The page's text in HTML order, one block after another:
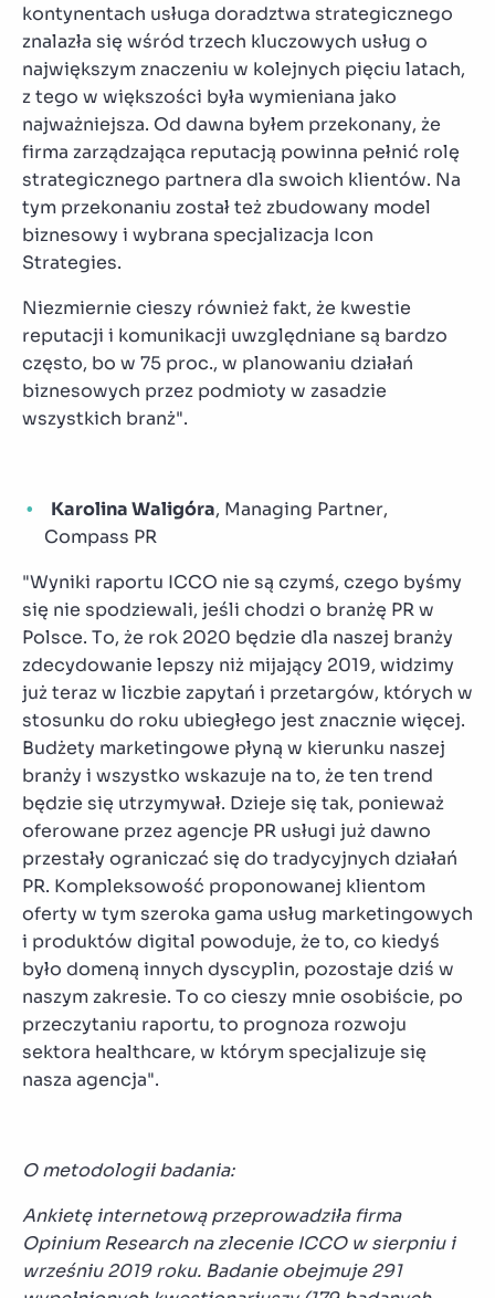
kontynentach usługa doradztwa strategicznego
znalazła się wśród trzech kluczowych usług o
największym znaczeniu w kolejnych pięciu latach,
z tego w większości była wymieniana jako
najważniejsza. Od dawna byłem przekonany, że
firma zarządzająca reputacją powinna pełnić rolę
strategicznego partnera dla swoich klientów. Na
tym przekonaniu został też zbudowany model
biznesowy i wybrana specjalizacja Icon
Strategies.
Niezmiernie cieszy również fakt, że kwestie
reputacji i komunikacji uwzględniane są bardzo
często, bo w 75 proc., w planowaniu działań
biznesowych przez podmioty w zasadzie
wszystkich branż".
Karolina Waligóra, Managing Partner,
Compass PR
"Wyniki raportu ICCO nie są czymś, czego byśmy
się nie spodziewali, jeśli chodzi o branżę PR w
Polsce. To, że rok 2020 będzie dla naszej branży
zdecydowanie lepszy niż mijający 2019, widzimy
już teraz w liczbie zapytań i przetargów, których w
stosunku do roku ubiegłego jest znacznie więcej.
Budżety marketingowe płyną w kierunku naszej
branży i wszystko wskazuje na to, że ten trend
będzie się utrzymywał. Dzieje się tak, ponieważ
oferowane przez agencje PR usługi już dawno
przestały ograniczać się do tradycyjnych działań
PR. Kompleksowość proponowanej klientom
oferty w tym szeroka gama usług marketingowych
i produktów digital powoduje, że to, co kiedyś
było domeną innych dyscyplin, pozostaje dziś w
naszym zakresie. To co cieszy mnie osobiście, po
przeczytaniu raportu, to prognoza rozwoju
sektora healthcare, w którym specjalizuje się
nasza agencja".
O metodologii badania:
Ankietę internetową przeprowadziła firma
Opinium Research na zlecenie ICCO w sierpniu i
wrześniu 2019 roku. Badanie obejmuje 291